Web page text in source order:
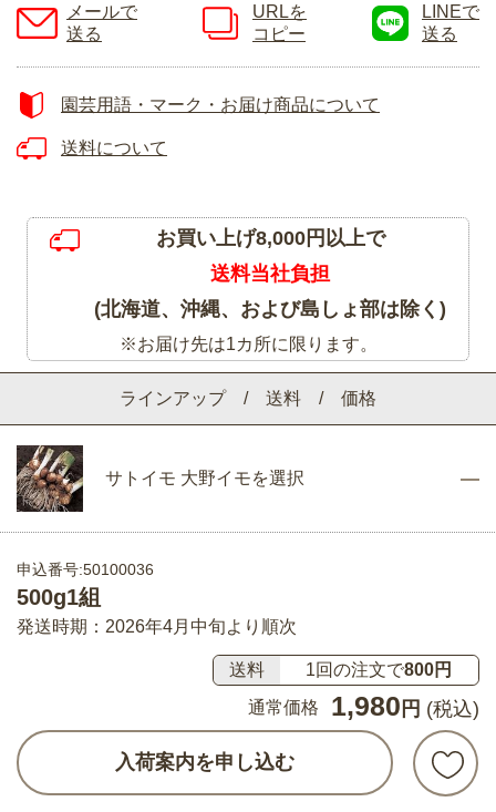
ラインアップ / 送料 / 価格
サトイモ 大野イモを選択
申込番号:50100036
500g1組
発送時期：2026年4月中旬より順次
送料 1回の注文で800円
通常価格
1,980 円 (税込)
入荷案内を申し込む
メールで
送る
URLを
コピー
LINEで
送る
園芸用語・マーク・お届け商品について
送料について
お買い上げ8,000円以上で
送料当社負担
(北海道、沖縄、および島しょ部は除く)
※お届け先は1カ所に限ります。